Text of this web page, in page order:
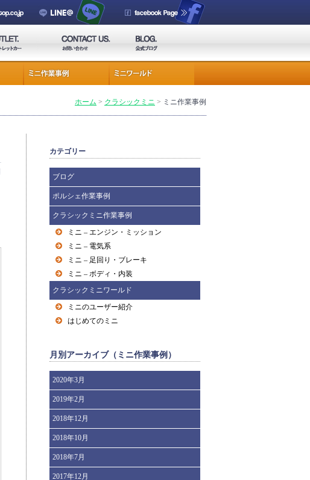
ミニ作業事例
クラシックミニ >
ホーム >
カテゴリー
ブログ
ポルシェ作業事例
クラシックミニ作業事例
ミニ – エンジン・ミッション
ミニ – 電気系
ミニ – 足回り・ブレーキ
ミニ – ボディ・内装
クラシックミニワールド
ミニのユーザー紹介
はじめてのミニ
月別アーカイブ（ミニ作業事例）
2020年3月
2019年2月
2018年12月
2018年10月
2018年7月
2017年12月